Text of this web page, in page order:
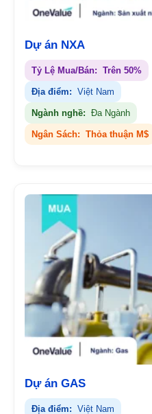
Dự án NXA
Tỷ Lệ Mua/Bán: Trên 50%
Địa điểm: Việt Nam
Ngành nghề: Đa Ngành
Ngân Sách: Thỏa thuận M$
Dự án GAS
Địa điểm: Việt Nam